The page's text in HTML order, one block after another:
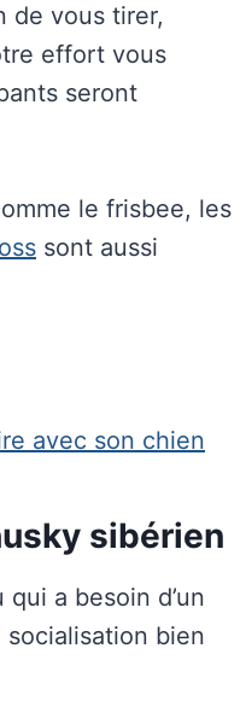
de vous tirer,
effort vous
seront
le frisbee, les
sont aussi
avec son chien
sibérien
a besoin d’un
socialisation bien